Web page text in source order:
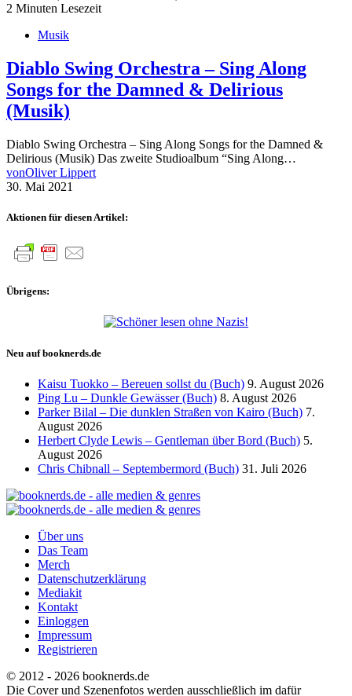
2 Minuten Lesezeit
Musik
Diablo Swing Orchestra – Sing Along
Songs for the Damned & Delirious
(Musik)
Diablo Swing Orchestra – Sing Along Songs for the Damned &
Delirious (Musik) Das zweite Studioalbum “Sing Along…
vonOliver Lippert
30. Mai 2021
Aktionen für diesen Artikel:
Übrigens:
Neu auf booknerds.de
Kaisu Tuokko – Bereuen sollst du (Buch) 9. August 2026
Ping Lu – Dunkle Gewässer (Buch) 8. August 2026
Parker Bilal – Die dunklen Straßen von Kairo (Buch) 7.
August 2026
Herbert Clyde Lewis – Gentleman über Bord (Buch) 5.
August 2026
Chris Chibnall – Septembermord (Buch) 31. Juli 2026
Über uns
Das Team
Merch
Datenschutzerklärung
Mediakit
Kontakt
Einloggen
Impressum
Registrieren
© 2012 - 2026 booknerds.de
Die Cover und Szenenfotos werden ausschließlich im dafür